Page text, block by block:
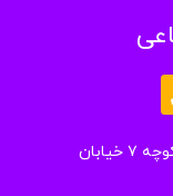
استان بوشهر، برازجان، میدان فردوسی، نبش کوچه ۷ خیابان